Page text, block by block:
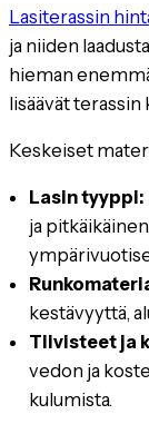
Lasiterassin
ja niiden
hieman
lisäävät terassin
Keskeiset
Lasin tyyppi:
ja
kestävyyttä,
Tiivisteet ja
vedon ja
kulumista.